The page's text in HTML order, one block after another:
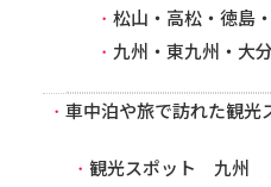
松山・高松・徳島
九州・東九州・大
車中泊や旅で訪れた観光
観光スポット 九州